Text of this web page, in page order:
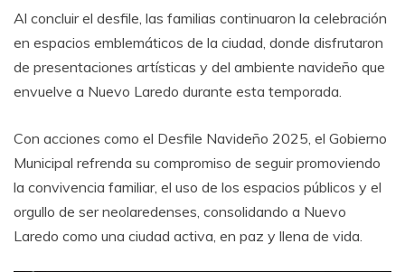
Al concluir el desfile, las familias continuaron la celebración
en espacios emblemáticos de la ciudad, donde disfrutaron
de presentaciones artísticas y del ambiente navideño que
envuelve a Nuevo Laredo durante esta temporada.
Con acciones como el Desfile Navideño 2025, el Gobierno
Municipal refrenda su compromiso de seguir promoviendo
la convivencia familiar, el uso de los espacios públicos y el
orgullo de ser neolaredenses, consolidando a Nuevo
Laredo como una ciudad activa, en paz y llena de vida.